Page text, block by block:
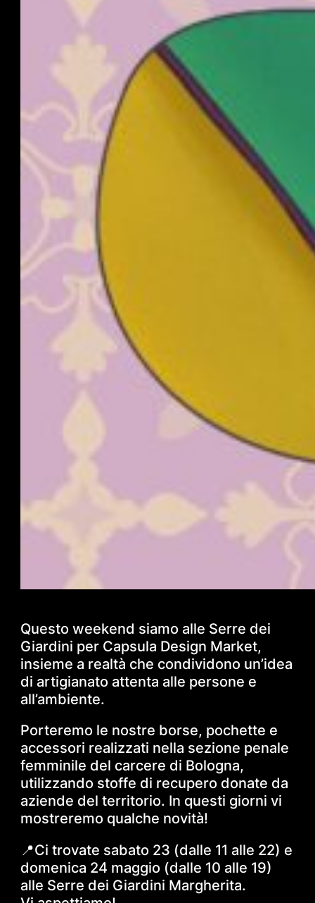
Questo weekend siamo alle Serre dei
Giardini per Capsula Design Market,
insieme a realtà che condividono un’idea
di artigianato attenta alle persone e
all’ambiente.
Porteremo le nostre borse, pochette e
accessori realizzati nella sezione penale
femminile del carcere di Bologna,
utilizzando stoffe di recupero donate da
aziende del territorio. In questi giorni vi
mostreremo qualche novità!
📍Ci trovate sabato 23 (dalle 11 alle 22) e
domenica 24 maggio (dalle 10 alle 19)
alle Serre dei Giardini Margherita.